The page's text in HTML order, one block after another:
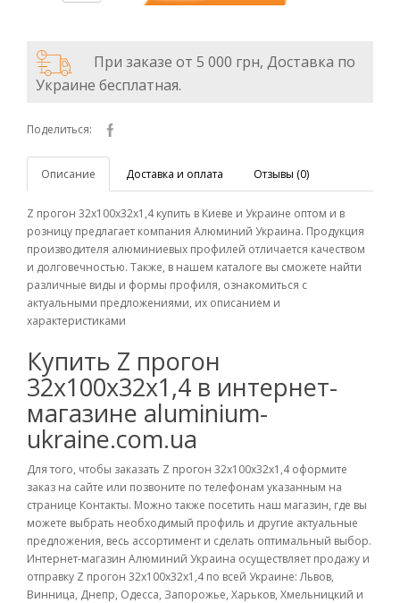
При заказе от 5 000 грн, Доставка по
Украине бесплатная.
Поделиться:
Описание Доставка и оплата Отзывы (0)
Z прогон 32х100х32х1,4 купить в Киеве и Украине оптом и в
розницу предлагает компания Алюминий Украина. Продукция
производителя алюминиевых профилей отличается качеством
и долговечностью. Также, в нашем каталоге вы сможете найти
различные виды и формы профиля, ознакомиться с
актуальными предложениями, их описанием и
характеристиками
Купить Z прогон
32х100х32х1,4 в интернет-
магазине aluminium-
ukraine.com.ua
Для того, чтобы заказать Z прогон 32х100х32х1,4 оформите
заказ на сайте или позвоните по телефонам указанным на
странице Контакты. Можно также посетить наш магазин, где вы
можете выбрать необходимый профиль и другие актуальные
предложения, весь ассортимент и сделать оптимальный выбор.
Интернет-магазин Алюминий Украина осуществляет продажу и
отправку Z прогон 32х100х32х1,4 по всей Украине: Львов,
Винница, Днепр, Одесса, Запорожье, Харьков, Хмельницкий и